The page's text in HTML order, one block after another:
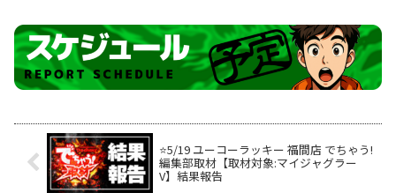
⭐️5/19 ユーコーラッキー 福間店 でちゃう!
編集部取材【取材対象:マイジャグラー
V】結果報告